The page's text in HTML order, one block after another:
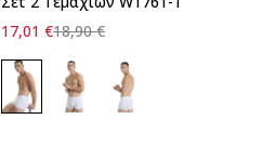
18,90€
17,01€